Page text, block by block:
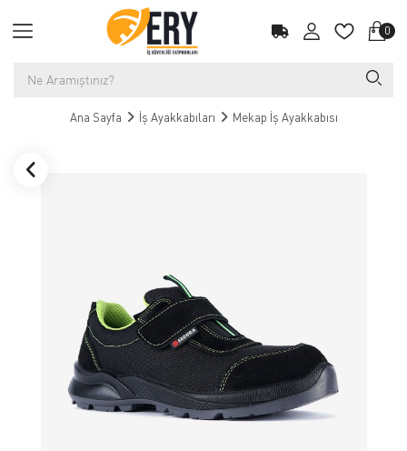
0
Ana Sayfa İş Ayakkabıları Mekap İş Ayakkabısı